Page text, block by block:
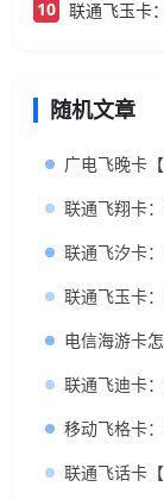
10 联通飞玉卡
随机文章
联通飞玉卡
电信海游卡